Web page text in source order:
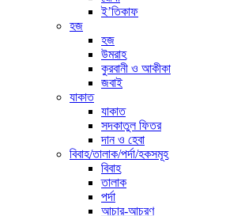
ই’তিকাফ
হজ
হজ
উমরাহ
কুরবানী ও আকীকা
জবাই
যাকাত
যাকাত
সদকাতুল ফিতর
দান ও হেবা
বিবাহ/তালাক/পর্দা/হকসমূহ
বিবাহ
তালাক
পর্দা
আচার-আচরণ